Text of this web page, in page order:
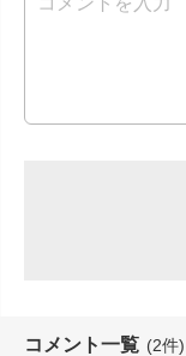
コメント一覧 (2件)